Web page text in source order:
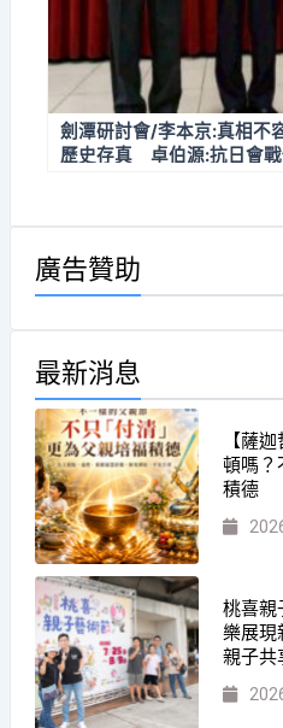
劍潭研討會/李本京:真相
歷史存真 卓伯源:抗日會
廣告贊助
最新消息
【薩
頓嗎？
積德
桃喜
樂展
親子共